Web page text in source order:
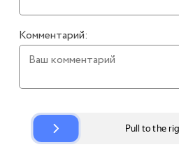
Комментарий: